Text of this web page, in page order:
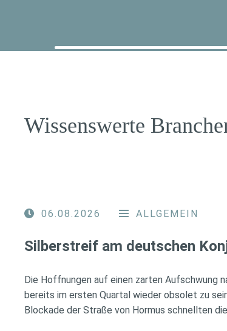
Wissenswerte
06.08.2026 ALLGEMEIN
Silberstreif am deutschen
Die Hoffnungen auf einen zarten Aufschwung
bereits im ersten Quartal wieder obsolet zu
Blockade der Straße von Hormus schnellten